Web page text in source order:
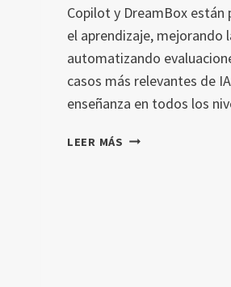
Copilot y DreamBox están
el aprendizaje, mejorando
automatizando
casos más relevantes de
enseñanza en todos los
LEER MÁS EJEMPLOS